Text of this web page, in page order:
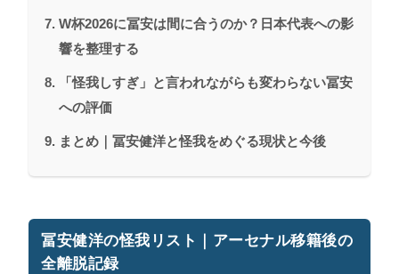
W杯2026に冨安は間に合うのか？日本代表への影
響を整理する
「怪我しすぎ」と言われながらも変わらない冨安
への評価
まとめ｜冨安健洋と怪我をめぐる現状と今後
冨安健洋の怪我リスト｜アーセナル移籍後の
全離脱記録